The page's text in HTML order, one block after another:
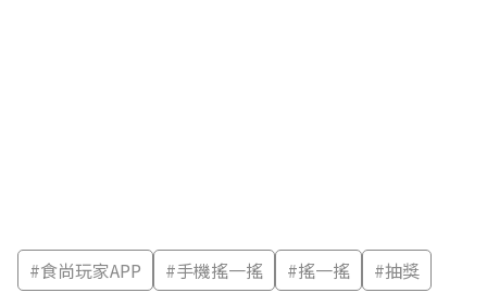
#食尚玩家APP #手機搖一搖 #搖一搖 #抽獎